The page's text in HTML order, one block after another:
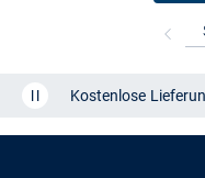
Kostenlose